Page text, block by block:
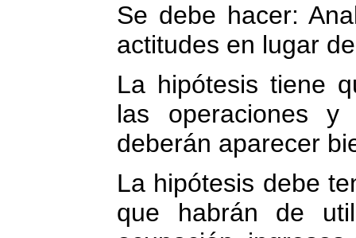
Se debe hacer:
actitudes en lugar
La hipótesis tiene
las operaciones y
deberán aparecer
La hipótesis debe
que habrán de